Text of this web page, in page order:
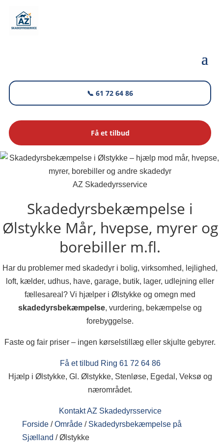
📞 61 72 64 86
Få et tilbud
AZ Skadedyrsservice
Skadedyrsbekæmpelse i
Ølstykke Mår, hvepse, myrer og
borebiller m.fl.
Har du problemer med skadedyr i bolig, virksomhed, lejlighed,
loft, kælder, udhus, have, garage, butik, lager, udlejning eller
fællesareal? Vi hjælper i Ølstykke og omegn med
skadedyrsbekæmpelse, vurdering, bekæmpelse og
forebyggelse.
Faste og fair priser – ingen kørselstillæg eller skjulte gebyrer.
Få et tilbud Ring 61 72 64 86
Hjælp i Ølstykke, Gl. Ølstykke, Stenløse, Egedal, Veksø og
nærområdet.
Kontakt AZ Skadedyrsservice
Forside / Område / Skadedyrsbekæmpelse på
Sjælland / Ølstykke